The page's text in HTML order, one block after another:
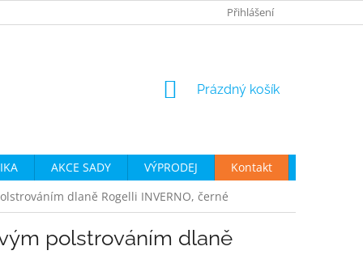
OBCHODNÍ PODMÍNKY
Přihlášení
NÁKUPNÍ
Prázdný košík
AKCE SADY VÝPRODEJ Kontakt
dlaně Rogelli INVERNO, černé
polstrováním dlaně